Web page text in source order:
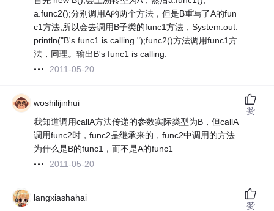
a.func2();分别调用A的两个方法，但是B重写了A的fun
c1方法,所以会去调用B子类的func1方法，System.out.
println("B's func1 is calling.");func2()方法调用func1方
法，同理。输出B's func1 is calling.
2011-05-20
woshilijinhui
我知道调用callA方法传递的参数实际类型为B，但callA
调用func2时，func2是继承来的，func2中调用的方法
为什么是B的func1，而不是A的func1
2011-05-20
赞
langxiashahai
赞